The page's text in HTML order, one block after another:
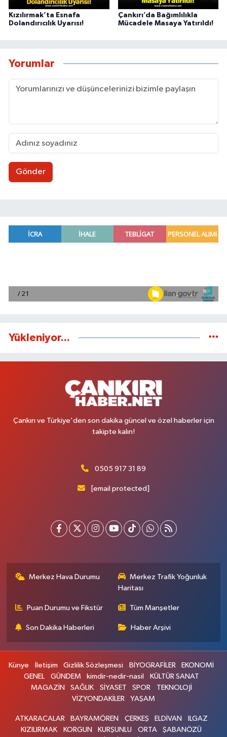
Kızılırmak’ta Esnafa
Dolandırıcılık Uyarısı!
Çankırı’da Bağımlılıkla
Mücadele Masaya Yatırıldı!
Yorumlar
Gönder
Yükleniyor...
Çankırı ve Türkiye'den son dakika güncel ve özel haberler için
takipte kalın!
0505 917 31 89
[email protected]
Merkez Hava Durumu
Merkez Trafik Yoğunluk
Haritası
Puan Durumu ve Fikstür Tüm Manşetler
Son Dakika Haberleri Haber Arşivi
Künye İletişim Gizlilik Sözleşmesi BİYOGRAFİLER
EKONOMİ
GENEL
GÜNDEM kimdir-nedir-nasil
KÜLTÜR SANAT
MAGAZİN
SAĞLIK SİYASET SPOR
TEKNOLOJİ
VİZYONDAKİLER
YAŞAM
ATKARACALAR BAYRAMÖREN ÇERKEŞ ELDİVAN
ILGAZ
KIZILIRMAK
KORGUN KURŞUNLU ORTA ŞABANÖZÜ